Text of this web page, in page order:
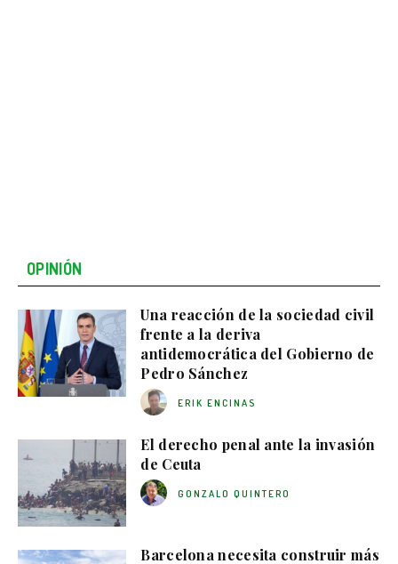
OPINIÓN
Una reacción de la sociedad civil
frente a la deriva
antidemocrática del Gobierno de
Pedro Sánchez
ERIK ENCINAS
El derecho penal ante la invasión
de Ceuta
GONZALO QUINTERO
Barcelona necesita construir más